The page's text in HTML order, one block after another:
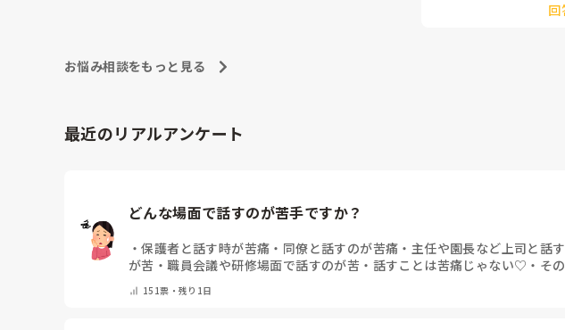
メンタルやられない
ょうね。
回
お悩み相談をもっと見る
最近のリアルアンケート
どんな場面で話すのが苦手ですか？
・保護者と話す時が苦痛 ・ 同僚と話すのが苦痛 ・ 主任や園長など上司と話
が苦 ・職員会議や研修場面で話すのが苦 ・ 話すことは苦痛じゃない♡ ・ そ
151票・残り1日